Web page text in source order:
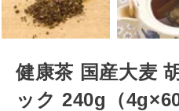
健康茶 国産大麦
ック 240g（